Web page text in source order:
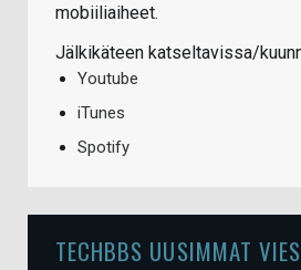
mobiiliaiheet.
Jälkikäteen katseltavissa/
Youtube
iTunes
Spotify
TECHBBS UUSIMMAT